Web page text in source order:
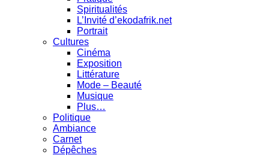
Spiritualités
L’Invité d’ekodafrik.net
Portrait
Cultures
Cinéma
Exposition
Littérature
Mode – Beauté
Musique
Plus…
Politique
Ambiance
Carnet
Dépêches